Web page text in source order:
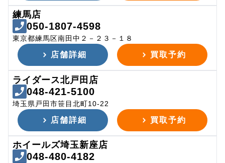
練馬店
050-1807-4598
東京都練馬区南田中２－２３－１８
店舗詳細 買取予約
ライダース北戸田店
048-421-5100
埼玉県戸田市笹目北町10-22
店舗詳細 買取予約
ホイールズ埼玉新座店
048-480-4182